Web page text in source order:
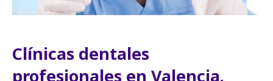
Clínicas dentales
profesionales en Valencia.